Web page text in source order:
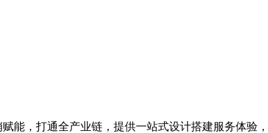
能，打通全产业链，提供一站式设计搭建服务体验